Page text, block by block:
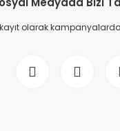
olarak